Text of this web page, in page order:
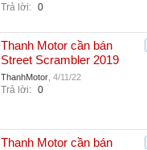
Trả lời: 0
Thanh Motor cần bán
Street Scrambler 2019
ThanhMotor 4/11/22
Trả lời: 0
Thanh Motor cần bán